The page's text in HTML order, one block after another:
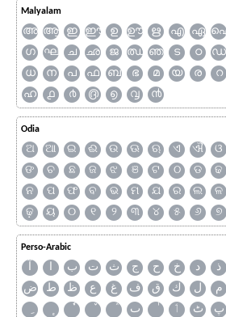
Malyalam
അ ആ ഇ ഈ ഉ ഊ ഋ എ ഏ
ഗ
ഘ ച ഛ ജ ഝ ഞ ട ഠ ഡ
ധ
ന പ ഫ ബ ഭ മ യ ര റ
ഹ
൧ ൪ ൫ ൭ ൮ ൯
Odia
ଅ ଆ ଇ ଈ ଉ ଊ ଋ ଏ ଐ ଓ
ଙ
ଚ ଛ ଜ ଝ ଞ ଟ ଠ ଡ ଢ
ନ
ପ ଫ ବ ଭ ମ ଯ ର ଲ ଳ
ଢ଼
ୟ ୦ ୧ ୨ ୩ ୪ ୫ ୬ ୭
Perso-Arabic
آ ا ب ت ث ج ح خ د ذ
ض
ط ظ ع غ ف ق ك ل م
ٮ
ٲ ٹ پ